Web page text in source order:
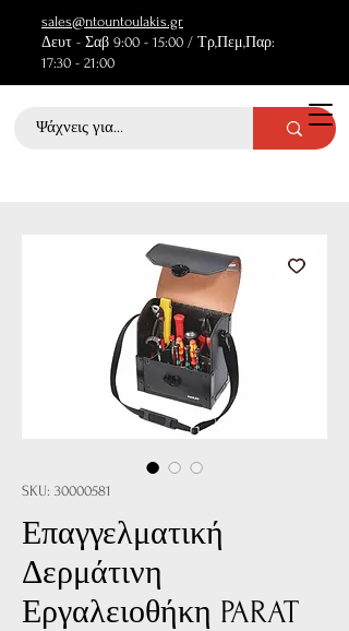
sales@ntountoulakis.gr
Δευτ - Σαβ 9:00 - 15:00 / Τρ,Πεμ,Παρ:
17:30 - 21:00
SKU: 30000581
Επαγγελματική
Δερμάτινη
Εργαλειοθήκη PARAT